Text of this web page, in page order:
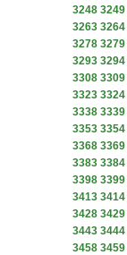
3248 3249
3263 3264
3278 3279
3293 3294
3308 3309
3323 3324
3338 3339
3353 3354
3368 3369
3383 3384
3398 3399
3413 3414
3428 3429
3443 3444
3458 3459